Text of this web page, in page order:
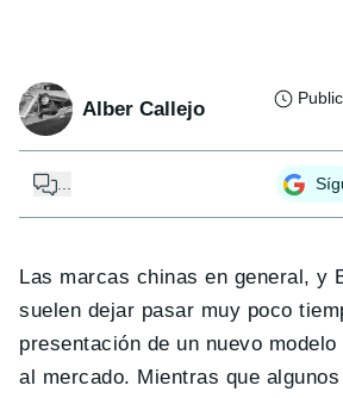
Alber Callejo
...
Las marcas chinas en general, y
suelen dejar pasar muy poco
presentación de un nuevo
al mercado. Mientras que